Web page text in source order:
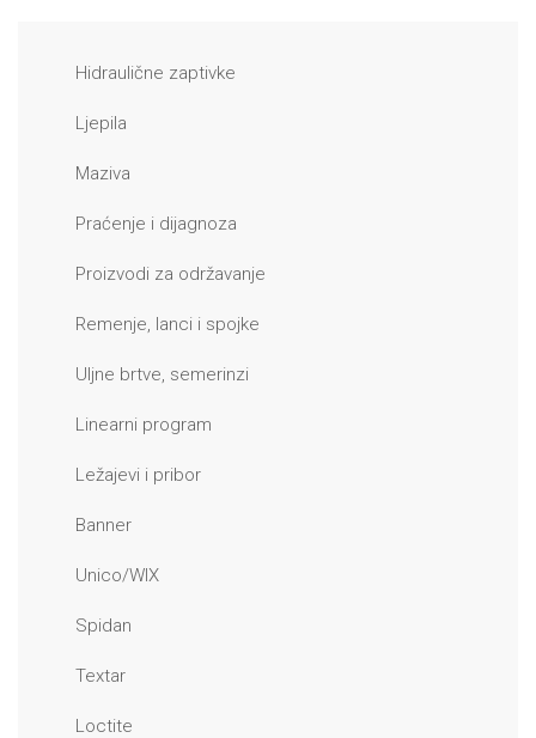
Hidraulične zaptivke
Ljepila
Maziva
Praćenje i dijagnoza
Proizvodi za održavanje
Remenje, lanci i spojke
Uljne brtve, semerinzi
Linearni program
Ležajevi i pribor
Banner
Unico/WIX
Spidan
Textar
Loctite